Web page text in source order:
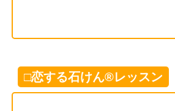
□恋する石けん®レッスン